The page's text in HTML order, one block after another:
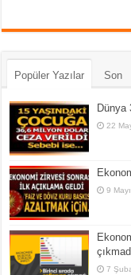
Popüler Yazılar Son
Dünya
22
9
7